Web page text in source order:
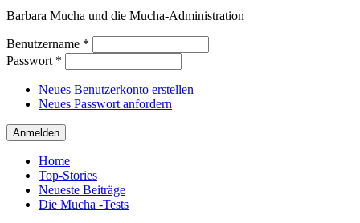
Barbara Mucha und die Mucha-Administration
Benutzername *
Passwort *
Neues Benutzerkonto erstellen
Neues Passwort anfordern
Home
Top-Stories
Neueste Beiträge
Die Mucha -Tests